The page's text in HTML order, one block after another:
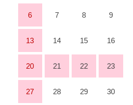
6 7 8 9
13 14 15 16
20 21 22 23
27 28 29 30